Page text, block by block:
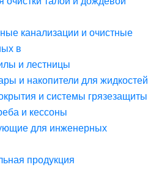
канализации и очистные
в
и лестницы
и накопители для жидкостей
и системы грязезащиты
и кессоны
для инженерных
продукция